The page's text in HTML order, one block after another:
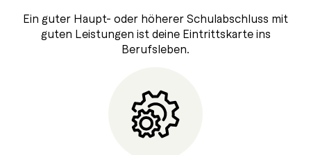
Ein guter Haupt- oder höherer Schulabschluss mit
guten Leistungen ist deine Eintrittskarte ins
Berufsleben.